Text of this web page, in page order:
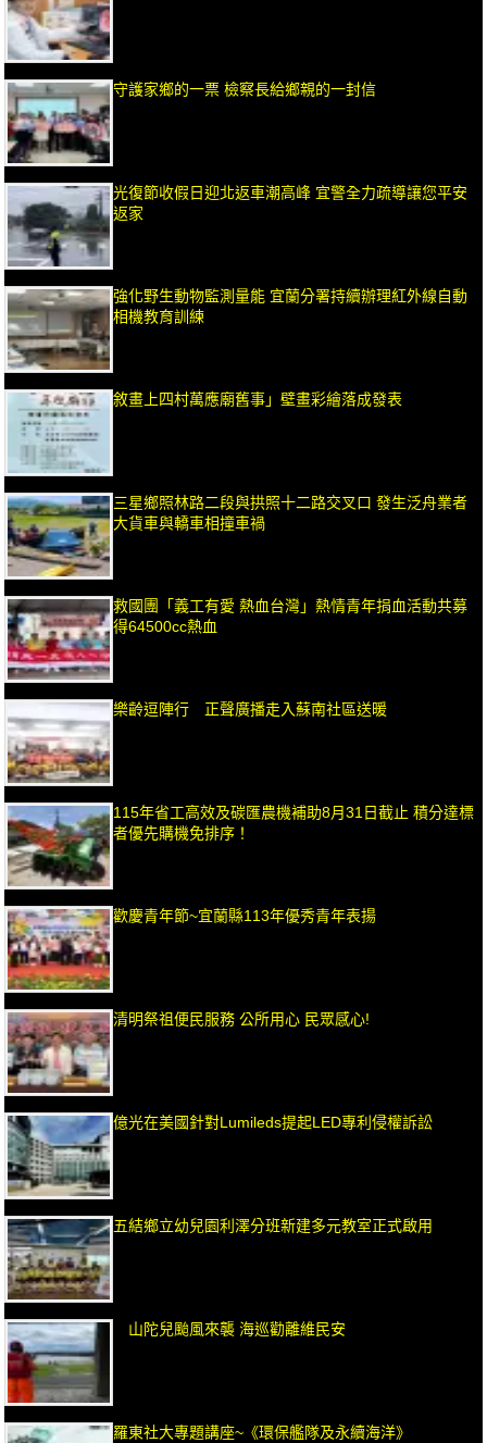
守護家鄉的一票 檢察長給鄉親的一封信
光復節收假日迎北返車潮高峰 宜警全力疏導讓您平安
返家
強化野生動物監測量能 宜蘭分署持續辦理紅外線自動
相機教育訓練
敘畫上四村萬應廟舊事」壁畫彩繪落成發表
三星鄉照林路二段與拱照十二路交叉口 發生泛舟業者
大貨車與轎車相撞車禍
救國團「義工有愛 熱血台灣」熱情青年捐血活動共募
得64500cc熱血
樂齡逗陣行 正聲廣播走入蘇南社區送暖
115年省工高效及碳匯農機補助8月31日截止 積分達標
者優先購機免排序！
歡慶青年節~宜蘭縣113年優秀青年表揚
清明祭祖便民服務 公所用心 民眾感心!
億光在美國針對Lumileds提起LED專利侵權訴訟
五結鄉立幼兒園利澤分班新建多元教室正式啟用
山陀兒颱風來襲 海巡勸離維民安
羅東社大專題講座~《環保艦隊及永續海洋》